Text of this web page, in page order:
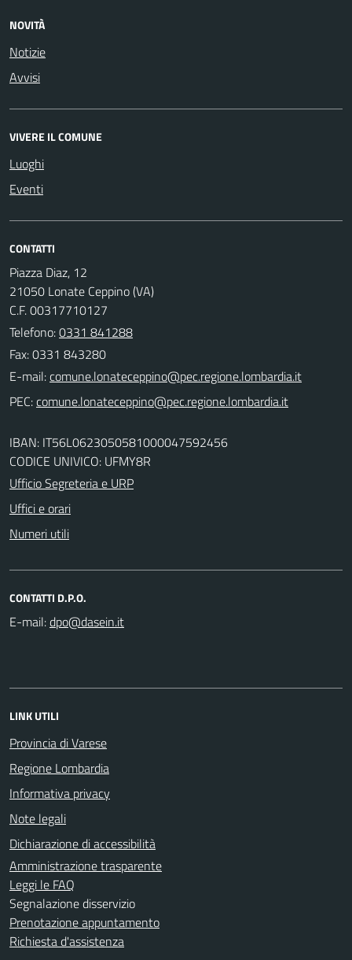
NOVITÀ
Notizie
Avvisi
VIVERE IL COMUNE
Luoghi
Eventi
CONTATTI
Piazza Diaz, 12
21050 Lonate Ceppino (VA)
C.F. 00317710127
Telefono:0331 841288
Fax: 0331 843280
E-mail:
PEC:
IBAN: IT56L0623050581000047592456
CODICE UNIVICO: UFMY8R
Ufficio Segreteria e URP
Uffici e orari
Numeri utili
CONTATTI D.P.O.
E-mail:
LINK UTILI
Provincia di Varese
Regione Lombardia
Informativa privacy
Note legali
Dichiarazione di accessibilità
Amministrazione trasparente
Leggi le FAQ
Segnalazione disservizio
Prenotazione appuntamento
Richiesta d'assistenza